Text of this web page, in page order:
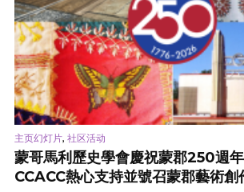
主页幻灯片, 社区活动
蒙哥馬利歷史學會慶祝蒙郡250週
CCACC熱心支持並號召蒙郡藝術創